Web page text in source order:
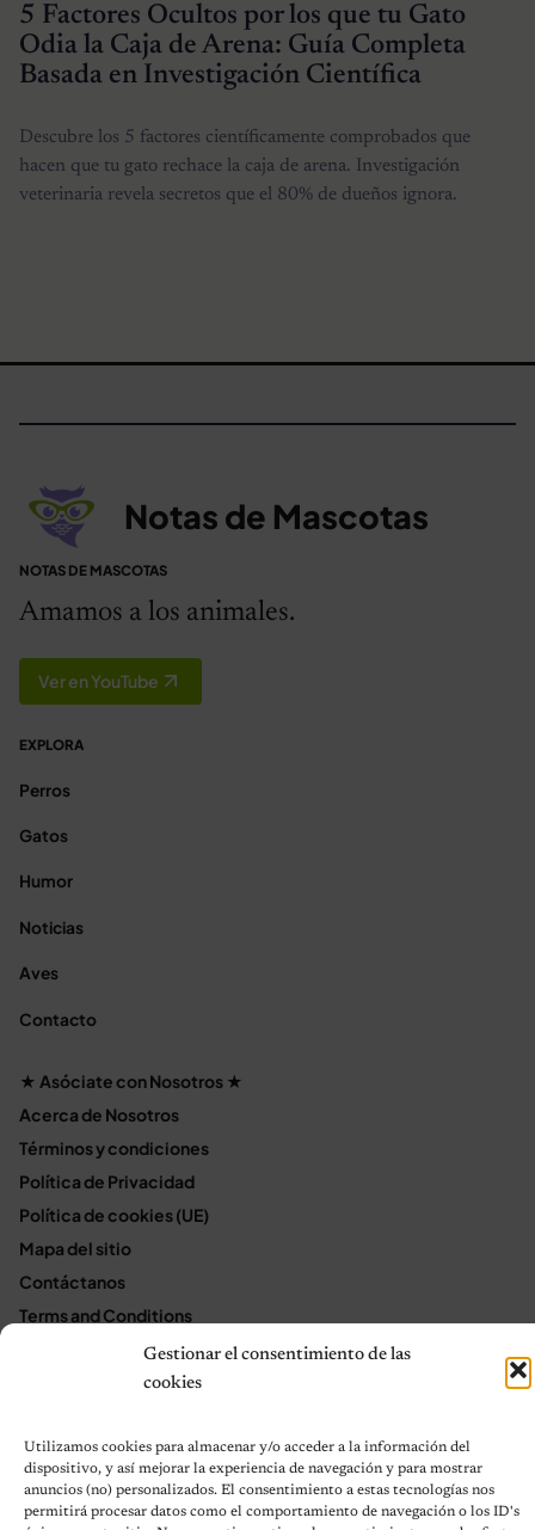
Gestionar el consentimiento de las
cookies
Utilizamos cookies para almacenar y/o acceder a la información del
dispositivo, y así mejorar la experiencia de navegación y para mostrar
anuncios (no) personalizados. El consentimiento a estas tecnologías nos
permitirá procesar datos como el comportamiento de navegación o los ID's
5 Factores Ocultos por los que tu Gato
Odia la Caja de Arena: Guía Completa
Basada en Investigación Científica
Descubre los 5 factores científicamente comprobados que
hacen que tu gato rechace la caja de arena. Investigación
veterinaria revela secretos que el 80% de dueños ignora.
Notas de Mascotas
NOTAS DE MASCOTAS
Amamos a los animales.
Ver en YouTube
EXPLORA
Perros
Gatos
Humor
Noticias
Aves
Contacto
★ Asóciate con Nosotros ★
Acerca de Nosotros
Términos y condiciones
Política de Privacidad
Política de cookies (UE)
Mapa del sitio
Contáctanos
Terms and Conditions